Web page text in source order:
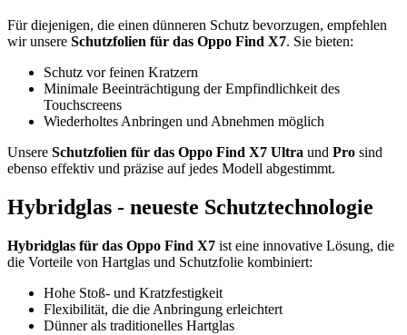
Für diejenigen, die einen dünneren Schutz bevorzugen, empfehlen
wir unsere Schutzfolien für das Oppo Find X7. Sie bieten:
Schutz vor feinen Kratzern
Minimale Beeinträchtigung der Empfindlichkeit des
Touchscreens
Wiederholtes Anbringen und Abnehmen möglich
Unsere Schutzfolien für das Oppo Find X7 Ultra und Pro sind
ebenso effektiv und präzise auf jedes Modell abgestimmt.
Hybridglas - neueste Schutztechnologie
Hybridglas für das Oppo Find X7 ist eine innovative Lösung, die
die Vorteile von Hartglas und Schutzfolie kombiniert:
Hohe Stoß- und Kratzfestigkeit
Flexibilität, die die Anbringung erleichtert
Dünner als traditionelles Hartglas